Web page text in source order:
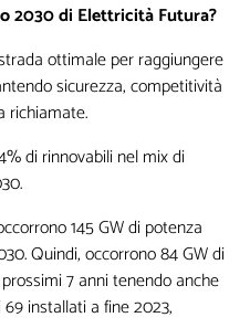
2030 di Elettricità Futura?
ottimale per raggiungere
sicurezza, competitività
richiamate.
di rinnovabili nel mix di
145 GW di potenza
Quindi, occorrono 84 GW di
7 anni tenendo anche
installati a fine 2023,